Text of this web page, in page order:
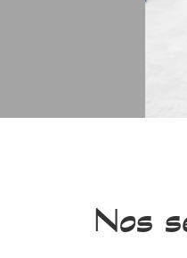
Nos